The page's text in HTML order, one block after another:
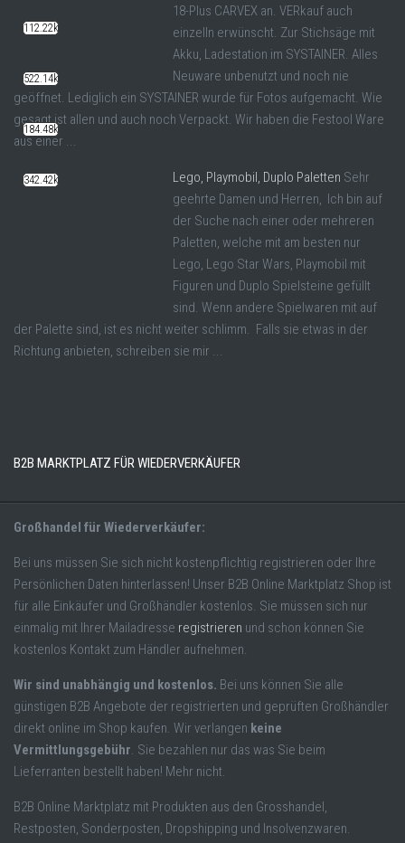
18-Plus CARVEX an. VERkauf auch
einzelln erwünscht. Zur Stichsäge mit
Akku, Ladestation im SYSTAINER. Alles
Neuware unbenutzt und noch nie
geöffnet. Lediglich ein SYSTAINER wurde für Fotos aufgemacht. Wie
gesagt ist allen und auch noch Verpackt. Wir haben die Festool Ware
aus einer ...
Lego, Playmobil, Duplo Paletten Sehr
geehrte Damen und Herren, Ich bin auf
der Suche nach einer oder mehreren
Paletten, welche mit am besten nur
Lego, Lego Star Wars, Playmobil mit
Figuren und Duplo Spielsteine gefüllt
sind. Wenn andere Spielwaren mit auf
der Palette sind, ist es nicht weiter schlimm. Falls sie etwas in der
Richtung anbieten, schreiben sie mir ...
B2B MARKTPLATZ FÜR WIEDERVERKÄUFER
Großhandel für Wiederverkäufer:
Bei uns müssen Sie sich nicht kostenpflichtig registrieren oder Ihre
Persönlichen Daten hinterlassen! Unser B2B Online Marktplatz Shop ist
für alle Einkäufer und Großhändler kostenlos. Sie müssen sich nur
einmalig mit Ihrer Mailadresse registrieren und schon können Sie
kostenlos Kontakt zum Händler aufnehmen.
Wir sind unabhängig und kostenlos. Bei uns können Sie alle
günstigen B2B Angebote der registrierten und geprüften Großhändler
direkt online im Shop kaufen. Wir verlangen keine
Vermittlungsgebühr. Sie bezahlen nur das was Sie beim
Lieferranten bestellt haben! Mehr nicht.
B2B Online Marktplatz mit Produkten aus den Grosshandel,
Restposten, Sonderposten, Dropshipping und Insolvenzwaren.
112.22k
522.14k
184.48k
342.42k